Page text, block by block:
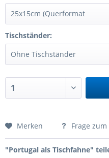
Tischständer:
Preis anfragen
Merken Frage
"Portugal als Tischfahne"